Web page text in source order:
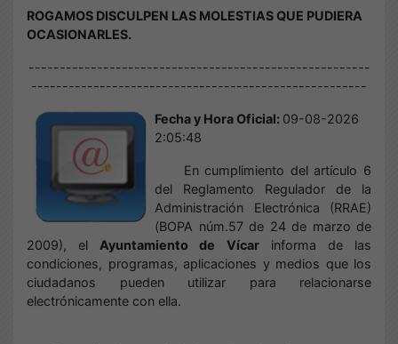
ROGAMOS DISCULPEN LAS MOLESTIAS QUE PUDIERA
OCASIONARLES.
-------------------------------------------------------
------------------------------------------------------
Fecha y Hora Oficial: 09-08-2026
2:05:48
En cumplimiento del artículo 6
del Reglamento Regulador de la
Administración Electrónica (RRAE)
(BOPA núm.57 de 24 de marzo de
2009), el Ayuntamiento de Vícarinforma de las
condiciones, programas, aplicaciones y medios que los
ciudadanos pueden utilizar para relacionarse
electrónicamente con ella.